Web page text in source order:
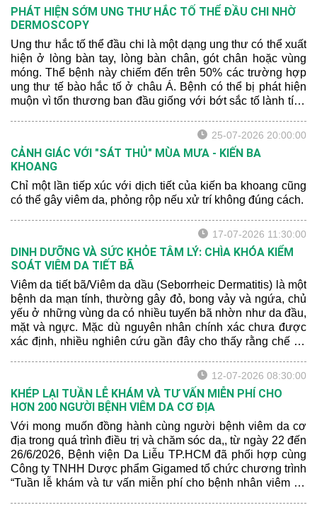
PHÁT HIỆN SỚM UNG THƯ HẮC TỐ THỂ ĐẦU CHI NHỜ
DERMOSCOPY
Ung thư hắc tố thể đầu chi là một dạng ung thư có thể xuất
hiện ở lòng bàn tay, lòng bàn chân, gót chân hoặc vùng
móng. Thể bệnh này chiếm đến trên 50% các trường hợp
ung thư tế bào hắc tố ở châu Á. Bệnh có thể bị phát hiện
muộn vì tổn thương ban đầu giống với bớt sắc tố lành tính
25-07-2026 20:00:00
CẢNH GIÁC VỚI "SÁT THỦ" MÙA MƯA - KIẾN BA
KHOANG
Chỉ một lần tiếp xúc với dịch tiết của kiến ba khoang cũng
có thể gây viêm da, phỏng rộp nếu xử trí không đúng cách.
17-07-2026 11:30:00
DINH DƯỠNG VÀ SỨC KHỎE TÂM LÝ: CHÌA KHÓA KIỂM
SOÁT VIÊM DA TIẾT BÃ
Viêm da tiết bã/Viêm da dầu (Seborrheic Dermatitis) là một
bệnh da mạn tính, thường gây đỏ, bong vảy và ngứa, chủ
yếu ở những vùng da có nhiều tuyến bã nhờn như da đầu,
mặt và ngực. Mặc dù nguyên nhân chính xác chưa được
xác định, nhiều nghiên cứu gần đây cho thấy rằng chế độ
12-07-2026 08:30:00
KHÉP LẠI TUẦN LỄ KHÁM VÀ TƯ VẤN MIỄN PHÍ CHO
HƠN 200 NGƯỜI BỆNH VIÊM DA CƠ ĐỊA
Với mong muốn đồng hành cùng người bệnh viêm da cơ
địa trong quá trình điều trị và chăm sóc da,, từ ngày 22 đến
26/6/2026, Bệnh viện Da Liễu TP.HCM đã phối hợp cùng
Công ty TNHH Dược phẩm Gigamed tổ chức chương trình
“Tuần lễ khám và tư vấn miễn phí cho bệnh nhân viêm da